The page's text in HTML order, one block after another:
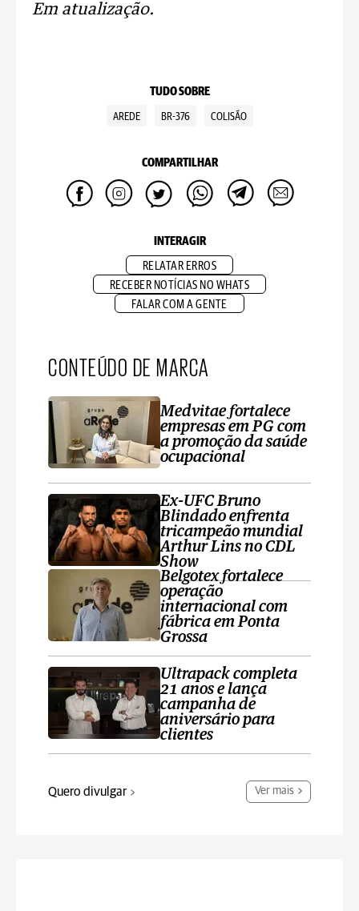
Em atualização.
TUDO SOBRE
AREDE BR-376 COLISÃO
COMPARTILHAR
INTERAGIR
RELATAR ERROS
RECEBER NOTÍCIAS NO WHATS
FALAR COM A GENTE
CONTEÚDO DE MARCA
Medvitae fortalece
empresas em PG com
a promoção da saúde
ocupacional
Ex-UFC Bruno
Blindado enfrenta
tricampeão mundial
Arthur Lins no CDL
Show
Belgotex fortalece
operação
internacional com
fábrica em Ponta
Grossa
Ultrapack completa
21 anos e lança
campanha de
aniversário para
clientes
Quero divulgar Ver mais